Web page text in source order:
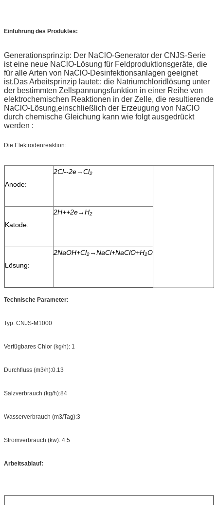
Einführung des Produktes:
Generationsprinzip: Der NaClO-Generator der CNJS-Serie
ist eine neue NaClO-Lösung für Feldproduktionsgeräte, die
für alle Arten von NaClO-Desinfektionsanlagen geeignet
ist.Das Arbeitsprinzip lautet:: die Natriumchloridlösung unter
der bestimmten Zellspannungsfunktion in einer Reihe von
elektrochemischen Reaktionen in der Zelle, die resultierende
NaClO-Lösung,einschließlich der Erzeugung von NaClO
durch chemische Gleichung kann wie folgt ausgedrückt
werden :
Die Elektrodenreaktion:
Anode:
2Cl--2e→Cl2
Katode:
2H++2e→H2
Lösung:
2NaOH+Cl2→NaCl+NaClO+H2O
Technische Parameter:
Typ: CNJS-M1000
Verfügbares Chlor (kg/h): 1
Durchfluss (m3/h):0.13
Salzverbrauch (kg/h):84
Wasserverbrauch (m3/Tag):3
Stromverbrauch (kw): 4.5
Arbeitsablauf: